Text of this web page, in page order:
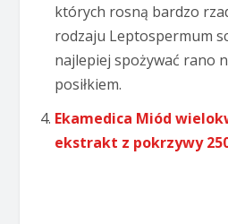
których rosną bardzo
rodzaju Leptospermum
najlepiej spożywać rano
posiłkiem.
Ekamedica Miód
ekstrakt z pokrzywy